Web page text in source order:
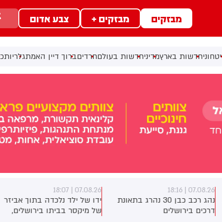
מבזקים מבזקים + צבע אדום
חדשות בארץמדיניחדשות בעולםחרדיםברוך דיין האמתגלריות
07.08.26 | 18:16
נהג רכב כבן 30 נהרג בתאונת
דרכים בירושלים
07.08.26 | 18:07
ידו של ילד נלכדה בתוך אביזר
של מיקסר בביתו בירושלים,